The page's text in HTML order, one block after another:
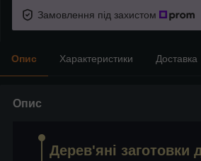
Замовлення під захистом
Опис Характеристики Доставка
Опис
Дерев'яні заготовки